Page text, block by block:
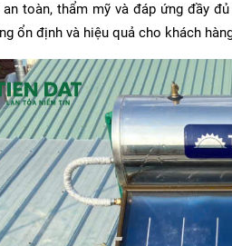
toàn, thẩm mỹ và đáp ứng đầy
ổn định và hiệu quả cho khách